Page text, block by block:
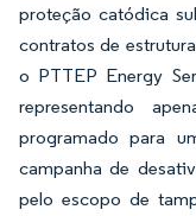
proteção catódica
contratos de
o PTTEP Energy
representando
programado para
campanha de
pelo escopo de